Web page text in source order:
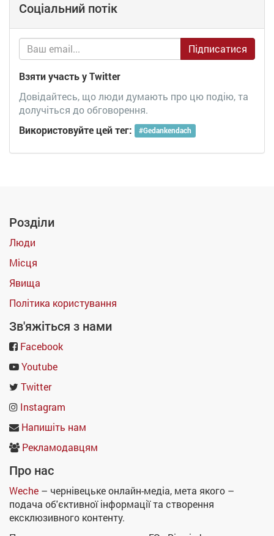
Соціальний потік
Підписатися
Взяти участь у Twitter
Довідайтесь, що люди думають про цю подію, та
долучіться до обговорення.
Використовуйте цей тег:
#Gedankendach
Розділи
Люди
Місця
Явища
Політика користування
Зв'яжіться з нами
Facebook
Youtube
Twitter
Instagram
Напишіть нам
Рекламодавцям
Про нас
Weche – чернівецьке онлайн-медіа, мета якого –
подача об'єктивної інформації та створення
ексклюзивного контенту.